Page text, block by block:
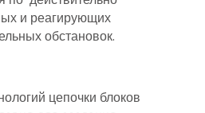
и реагирующих
обстановок.
цепочки блоков